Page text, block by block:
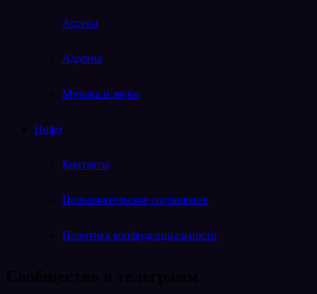
Ассеты
Аддоны
Музыка и звуки
Инфо
Контакты
Пользовательское соглашение
Политика конфиденциальности